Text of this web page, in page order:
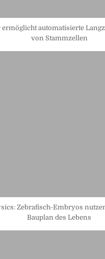
ermöglicht automatisierte
von Stammzellen
Zebrafisch-Embryos
Bauplan des Lebens